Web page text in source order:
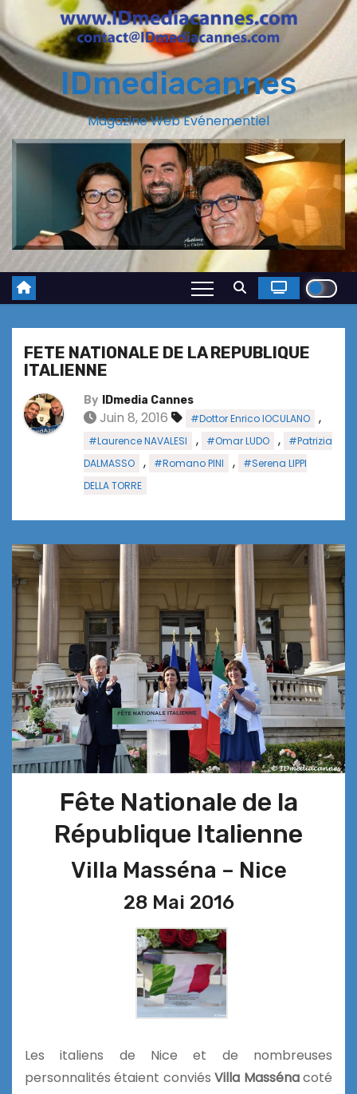
IDmediacannes
Magazine Web Evénementiel
FETE NATIONALE DE LA REPUBLIQUE
ITALIENNE
By IDmedia Cannes
Juin 8, 2016 #Dottor Enrico IOCULANO ,
#Laurence NAVALESI , #Omar LUDO ,
#Patrizia
DALMASSO
, #Romano PINI ,
#Serena LIPPI
DELLA TORRE
Fête Nationale de la
République Italienne
Villa Masséna – Nice
28 Mai 2016
Les italiens de Nice et de nombreuses
personnalités étaient conviésVilla Massénacoté